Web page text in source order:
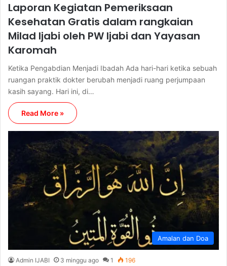
Laporan Kegiatan Pemeriksaan
Kesehatan Gratis dalam rangkaian
Milad Ijabi oleh PW Ijabi dan Yayasan
Karomah
Ketika Pengabdian Menjadi Ibadah Ada hari-hari ketika sebuah
ruangan praktik dokter berubah menjadi ruang perjumpaan
kasih sayang. Hari ini, di…
Read More »
Amalan dan Doa
Admin IJABI 3 minggu ago 1 196